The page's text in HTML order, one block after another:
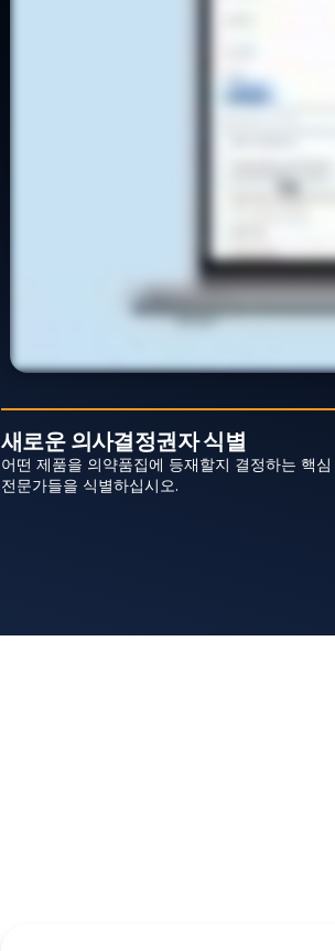
새로운 의사결정권자 식별
어떤 제품을 의약품집에 등재할지 결정하는 핵심
전문가들을 식별하십시오.